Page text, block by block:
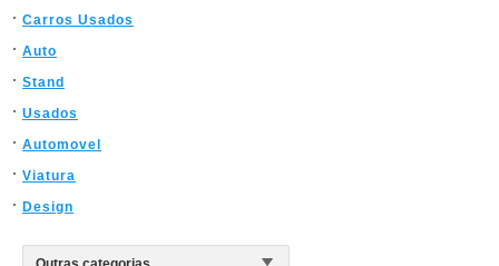
Carros Usados
Auto
Stand
Usados
Automovel
Viatura
Design